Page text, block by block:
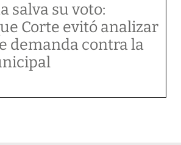
salva su voto:
Corte evitó analizar
demanda contra la